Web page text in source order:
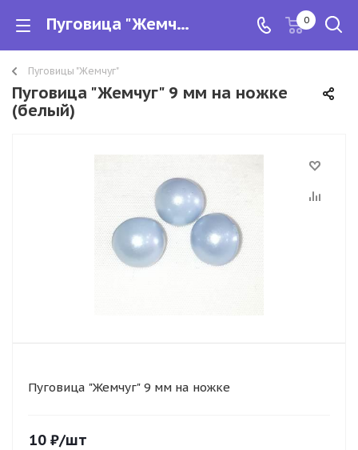
Пуговица "Жемчуг" 9 мм на ножке 0
Пуговицы "Жемчуг"
Пуговица "Жемчуг" 9 мм на ножке
(белый)
Пуговица "Жемчуг" 9 мм на ножке
10 ₽/шт